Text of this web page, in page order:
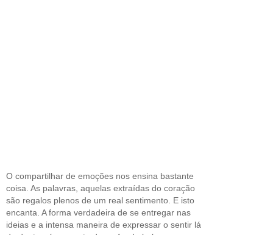
O compartilhar de emoções nos ensina bastante
coisa. As palavras, aquelas extraídas do coração
são regalos plenos de um real sentimento. E isto
encanta. A forma verdadeira de se entregar nas
ideias e a intensa maneira de expressar o sentir lá